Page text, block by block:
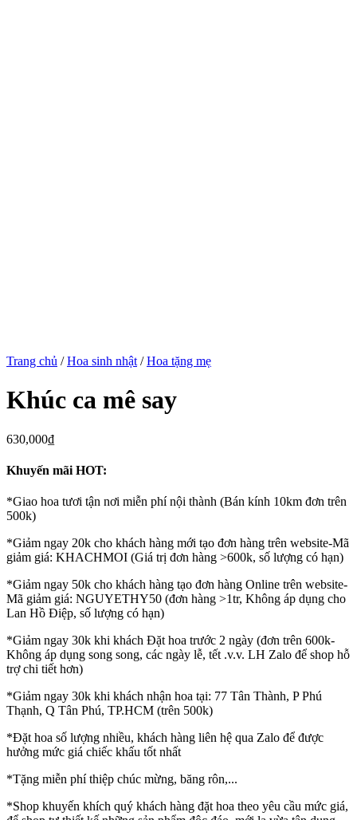
Trang chủ / Hoa sinh nhật / Hoa tặng mẹ
Khúc ca mê say
630,000₫
Khuyến mãi HOT:
*Giao hoa tươi tận nơi miễn phí nội thành (Bán kính 10km đơn trên
500k)
*Giảm ngay 20k cho khách hàng mới tạo đơn hàng trên website-Mã
giảm giá: KHACHMOI (Giá trị đơn hàng >600k, số lượng có hạn)
*Giảm ngay 50k cho khách hàng tạo đơn hàng Online trên website-
Mã giảm giá: NGUYETHY50 (đơn hàng >1tr, Không áp dụng cho
Lan Hồ Điệp, số lượng có hạn)
*Giảm ngay 30k khi khách Đặt hoa trước 2 ngày (đơn trên 600k-
Không áp dụng song song, các ngày lễ, tết .v.v. LH Zalo để shop hỗ
trợ chi tiết hơn)
*Giảm ngay 30k khi khách nhận hoa tại: 77 Tân Thành, P Phú
Thạnh, Q Tân Phú, TP.HCM (trên 500k)
*Đặt hoa số lượng nhiều, khách hàng liên hệ qua Zalo để được
hưởng mức giá chiếc khấu tốt nhất
*Tặng miễn phí thiệp chúc mừng, băng rôn,...
*Shop khuyến khích quý khách hàng đặt hoa theo yêu cầu mức giá,